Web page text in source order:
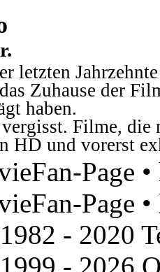
letzten
Zuhause der
haben.
Filme, die
HD und vorerst
Page
Page
- 2020
- 2026